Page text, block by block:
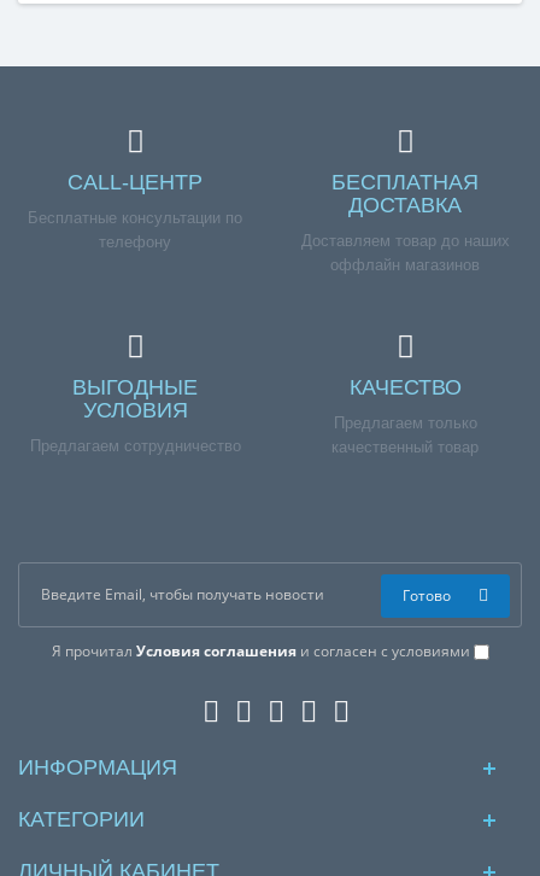
CALL-ЦЕНТР
Бесплатные консультации по
телефону
БЕСПЛАТНАЯ
ДОСТАВКА
Доставляем товар до наших
оффлайн магазинов
ВЫГОДНЫЕ
УСЛОВИЯ
Предлагаем сотрудничество
КАЧЕСТВО
Предлагаем только
качественный товар
Я прочитал Условия соглашенияи согласен с условиями
Готово
ИНФОРМАЦИЯ
КАТЕГОРИИ
ЛИЧНЫЙ КАБИНЕТ